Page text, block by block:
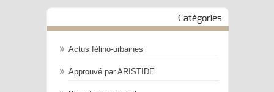
Catégories
Actus félino-urbaines
Approuvé par ARISTIDE